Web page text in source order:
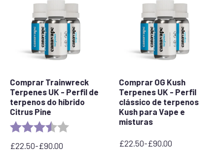
Comprar Trainwreck
Terpenes UK - Perfil de
terpenos do híbrido
Citrus Pine
Rating: 3.7 out of 5 stars
£22.50-£90.00
Comprar OG Kush
Terpenes UK - Perfil
clássico de terpenos
Kush para Vape e
misturas
£22.50-£90.00
Faixa